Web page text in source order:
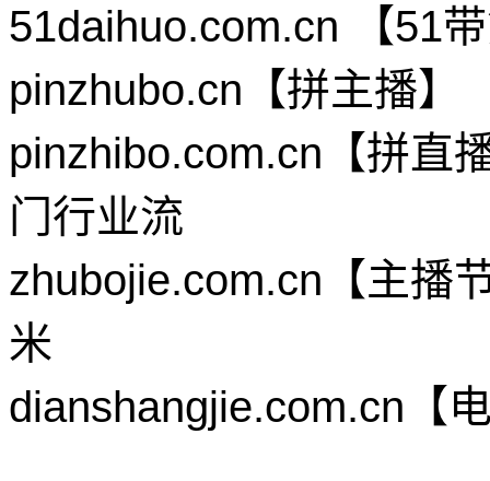
51daihuo.com.cn 【51
pinzhubo.cn【拼主播】
pinzhibo.com.cn【拼直
门行业流
zhubojie.com.cn【主播
米
dianshangjie.com.cn【